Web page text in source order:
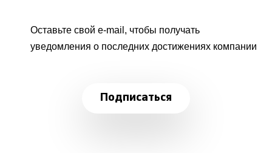
Оставьте свой e-mail, чтобы получать
уведомления о последних достижениях компании
Подписаться